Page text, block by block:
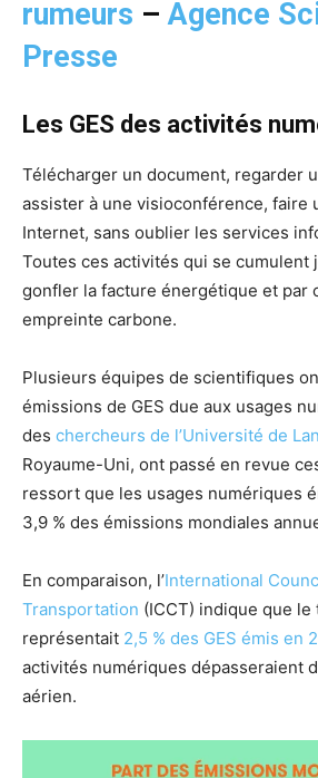
rumeurs – Agence
Presse
Les GES des activités
Télécharger un document, regarder
assister à une visioconférence, faire
Internet, sans oublier les services
Toutes ces activités qui se cumulent
gonfler la facture énergétique et par
empreinte carbone.
Plusieurs équipes de scientifiques
émissions de GES due aux usages
des chercheurs de l’Université de
Royaume-Uni, ont passé en revue
ressort que les usages numériques
3,9 % des émissions mondiales
En comparaison, l’International
Transportation (ICCT) indique que
représentait 2,5 % des GES émis en
activités numériques dépasseraient
aérien.